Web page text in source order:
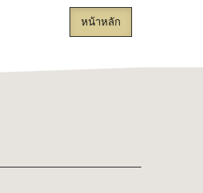
หน้าหลัก